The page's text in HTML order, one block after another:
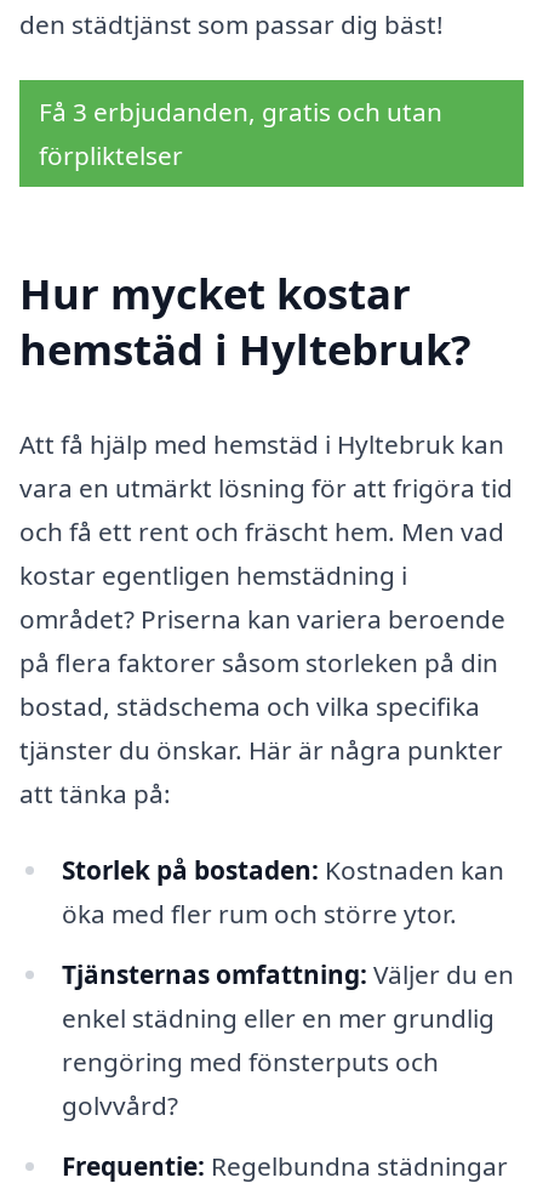
den städtjänst som passar dig bäst!
Få 3 erbjudanden, gratis och utan
förpliktelser
Hur mycket kostar
hemstäd i Hyltebruk?
Att få hjälp med hemstäd i Hyltebruk kan
vara en utmärkt lösning för att frigöra tid
och få ett rent och fräscht hem. Men vad
kostar egentligen hemstädning i
området? Priserna kan variera beroende
på flera faktorer såsom storleken på din
bostad, städschema och vilka specifika
tjänster du önskar. Här är några punkter
att tänka på:
Storlek på bostaden: Kostnaden kan
öka med fler rum och större ytor.
Tjänsternas omfattning: Väljer du en
enkel städning eller en mer grundlig
rengöring med fönsterputs och
golvvård?
Frequentie: Regelbundna städningar